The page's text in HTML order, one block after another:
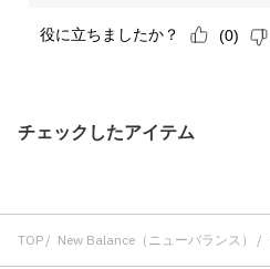
チェックしたアイテム
TOP New Balance（ニューバランス）